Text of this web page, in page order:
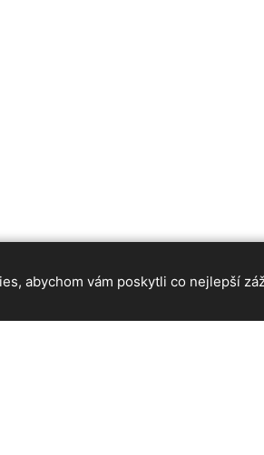
abychom vám poskytli co nejlepší